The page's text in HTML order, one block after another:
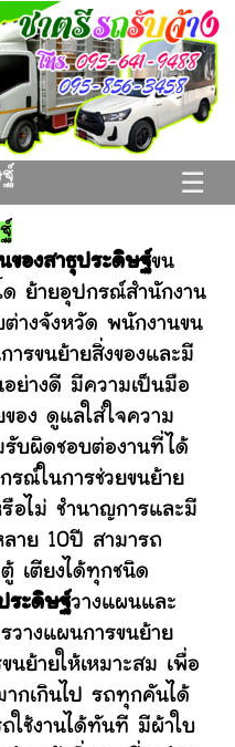
☰
ของสาธุประดิษฐ์ขน
ด ย้ายอุปกรณ์สำนักงาน
างจังหวัด พนักงานขน
รขนย้ายสิ่งของและมี
อย่างดี มีความเป็นมือ
ของ ดูแลใส่ใจความ
บผิดชอบต่องานที่ได้
ณ์ในการช่วยขนย้าย
อไม่ ชำนาญการและมี
าย 10ปี สามารถ
เตียงได้ทุกชนิด
ระดิษฐ์วางแผนและ
วางแผนการขนย้าย
นย้ายให้เหมาะสม เพื่อ
ากเกินไป รถทุกคันได้
ใช้งานได้ทันที มีผ้าใบ